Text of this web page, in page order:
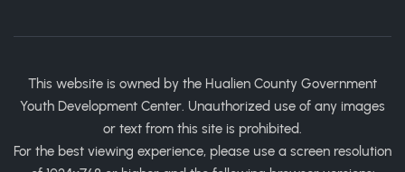
This website is owned by the Hualien County Government
Youth Development Center. Unauthorized use of any images
or text from this site is prohibited.
For the best viewing experience, please use a screen resolution